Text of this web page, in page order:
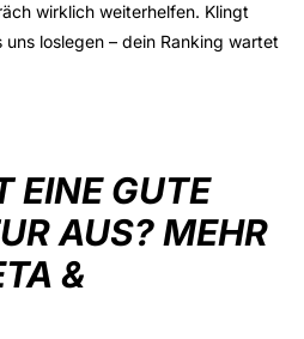
wirklich weiterhelfen. Klingt
uns loslegen – dein Ranking wartet
EINE GUTE
AUS? MEHR
&